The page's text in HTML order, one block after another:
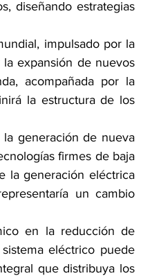
diseñando estrategias
impulsado por la
expansión de nuevos
acompañada por la
la estructura de los
generación de nueva
firmes de baja
la generación eléctrica
un cambio
en la reducción de
eléctrico puede
que distribuya los